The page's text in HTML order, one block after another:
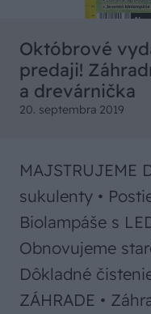
Októbrové
predaji!
a drevárnička
20. septembra 2019
MAJSTRUJEME
sukulenty •
Biolampáše s
Obnovujeme
Dôkladné
ZÁHRADE •